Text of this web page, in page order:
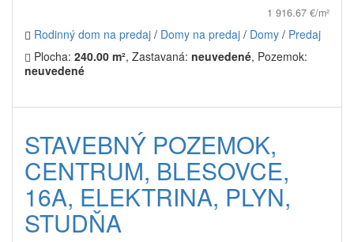
1 916.67 €/m²
Rodinný dom na predaj / Domy na predaj / Domy / Predaj
Plocha: 240.00 m², Zastavaná: neuvedené, Pozemok:
neuvedené
STAVEBNÝ POZEMOK,
CENTRUM, BLESOVCE,
16A, ELEKTRINA, PLYN,
STUDŇA